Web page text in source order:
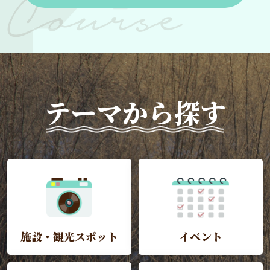
テーマから探す
施設・観光スポット イベント